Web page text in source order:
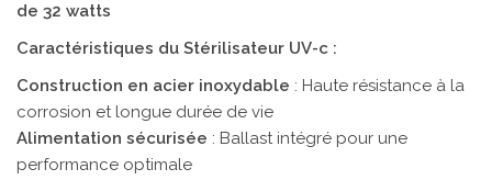
de 32 watts
Caractéristiques du Stérilisateur UV-c :
Construction en acier inoxydable : Haute résistance à la
corrosion et longue durée de vie
Alimentation sécurisée : Ballast intégré pour une
performance optimale